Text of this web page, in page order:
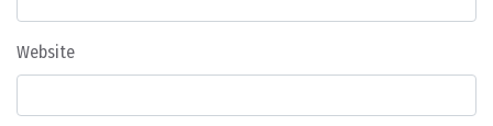
Website